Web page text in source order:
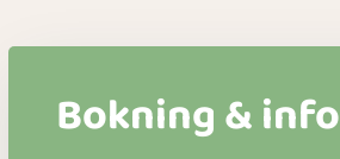
Bokning & info